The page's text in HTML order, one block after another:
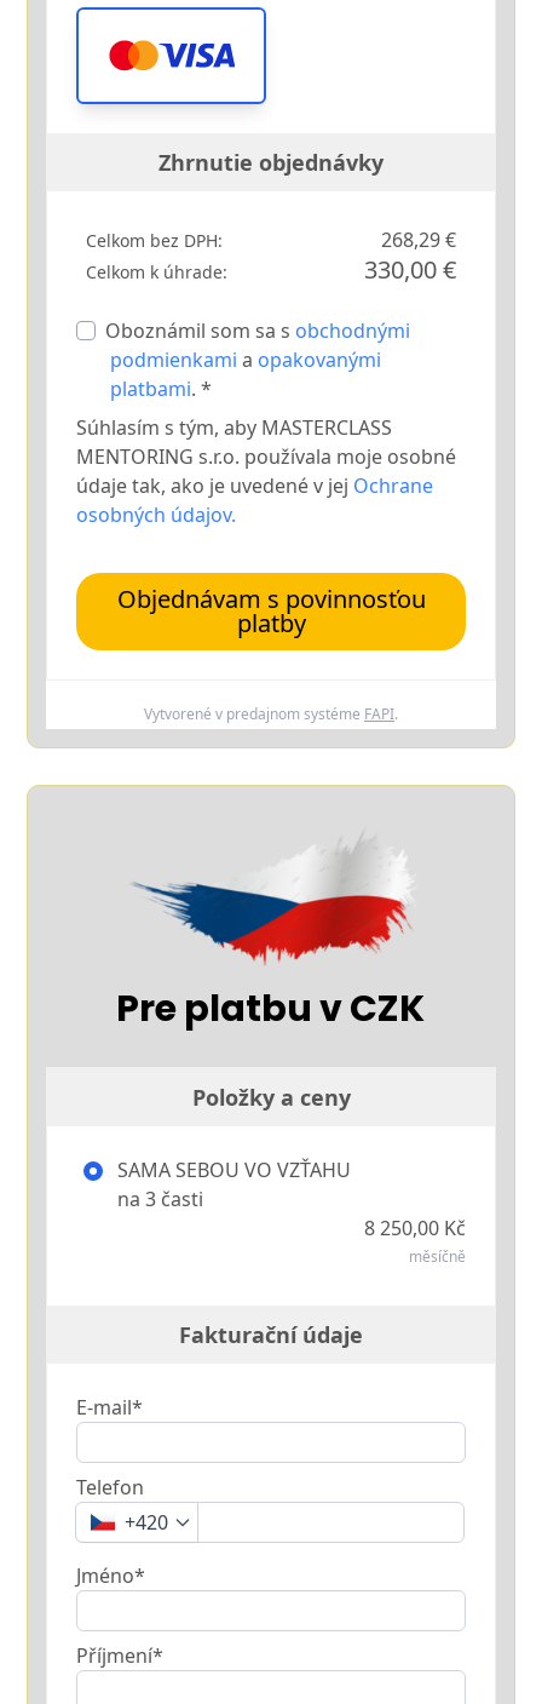
Zhrnutie objednávky
Celkom bez DPH: 268,29 €
Celkom k úhrade: 330,00 €
Oboznámil som sa s obchodnými
podmienkami a opakovanými
platbami. *
Súhlasím s tým, aby MASTERCLASS
MENTORING s.r.o. používala moje osobné
údaje tak, ako je uvedené v jej Ochrane
osobných údajov.
Objednávam s povinnosťou
platby
Vytvorené v predajnom systéme FAPI.
Pre platbu v CZK
Položky a ceny
SAMA SEBOU VO VZŤAHU
na 3 časti
8 250,00 Kč
měsíčně
Fakturační údaje
E-mail*
Telefon
+420
Jméno*
Příjmení*